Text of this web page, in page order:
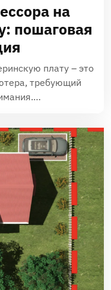
на
пошаговая
плату – это
требующий